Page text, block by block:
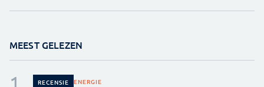
MEEST GELEZEN
RECENSIE ENERGIE